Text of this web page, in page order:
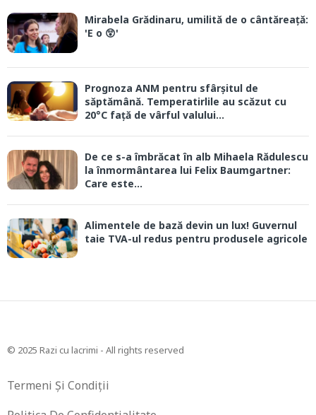
Mirabela Grădinaru, umilită de o cântăreață:
'E o 😲'
Prognoza ANM pentru sfârșitul de
săptămână. Temperatirlile au scăzut cu
20°C față de vârful valului...
De ce s-a îmbrăcat în alb Mihaela Rădulescu
la înmormântarea lui Felix Baumgartner:
Care este...
Alimentele de bază devin un lux! Guvernul
taie TVA-ul redus pentru produsele agricole
© 2025 Razi cu lacrimi - All rights reserved
Termeni Și Condiții